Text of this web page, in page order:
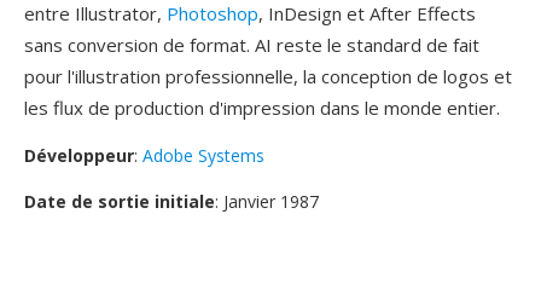
entre Illustrator, Photoshop, InDesign et After Effects
sans conversion de format. AI reste le standard de fait
pour l'illustration professionnelle, la conception de logos et
les flux de production d'impression dans le monde entier.
Développeur: Adobe Systems
Date de sortie initiale: Janvier 1987